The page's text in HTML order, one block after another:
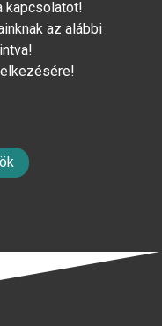
kapcsolatot!
az alábbi